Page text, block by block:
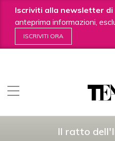
Iscriviti alla newsletter di
anteprima informazioni,
ISCRIVITI ORA
contenuti.
|
Il ratto